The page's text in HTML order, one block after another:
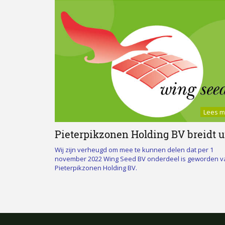
read
Lees
Pieterpikzonen Holding BV breidt
Wij zijn verheugd om mee te kunnen delen dat per 1
november 2022 Wing Seed BV onderdeel is geworden
Pieterpikzonen Holding BV.